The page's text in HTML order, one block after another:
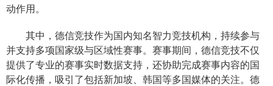
动作用。
其中，德信竞技作为国内知名智力竞技机构，持续参与
并支持多项国家级与区域性赛事。赛事期间，德信竞技不仅
提供了专业的赛事实时数据支持，还协助完成赛事内容的国
际化传播，吸引了包括新加坡、韩国等多国媒体的关注。德